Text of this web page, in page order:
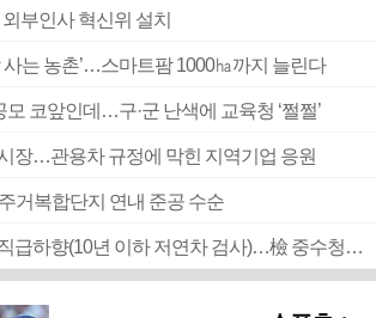
부인사 혁신위 설치
사는 농촌’…스마트팜 1000㏊까지 늘린다
코앞인데…구·군 난색에 교육청 ‘쩔쩔’
장…관용차 규정에 막힌 지역기업 응원
거복합단지 연내 준공 수순
■ 검사 신분 버리고 직급하향(10년 이하 저연차 검사)…檢 중수청행 기피